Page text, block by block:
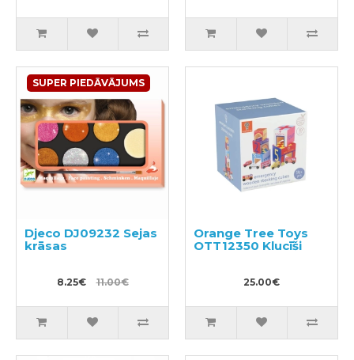
SUPER PIEDĀVĀJUMS
Djeco DJ09232 Sejas
krāsas
8.25€ 11.00€
Orange Tree Toys
OTT12350 Klucīši
25.00€